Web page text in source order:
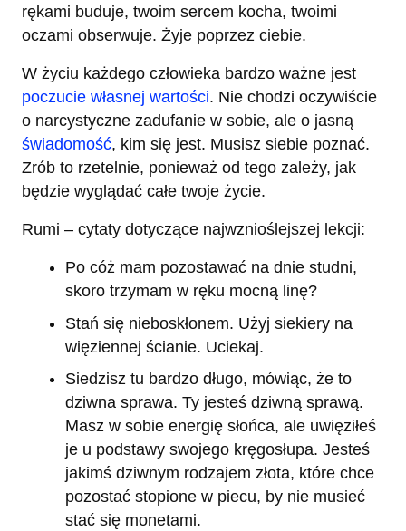
rękami buduje, twoim sercem kocha, twoimi
oczami obserwuje. Żyje poprzez ciebie.
W życiu każdego człowieka bardzo ważne jest
poczucie własnej wartości. Nie chodzi oczywiście
o narcystyczne zadufanie w sobie, ale o jasną
świadomość, kim się jest. Musisz siebie poznać.
Zrób to rzetelnie, ponieważ od tego zależy, jak
będzie wyglądać całe twoje życie.
Rumi – cytaty dotyczące najwznioślejszej lekcji:
Po cóż mam pozostawać na dnie studni,
skoro trzymam w ręku mocną linę?
Stań się nieboskłonem. Użyj siekiery na
więziennej ścianie. Uciekaj.
Siedzisz tu bardzo długo, mówiąc, że to
dziwna sprawa. Ty jesteś dziwną sprawą.
Masz w sobie energię słońca, ale uwięziłeś
je u podstawy swojego kręgosłupa. Jesteś
jakimś dziwnym rodzajem złota, które chce
pozostać stopione w piecu, by nie musieć
stać się monetami.